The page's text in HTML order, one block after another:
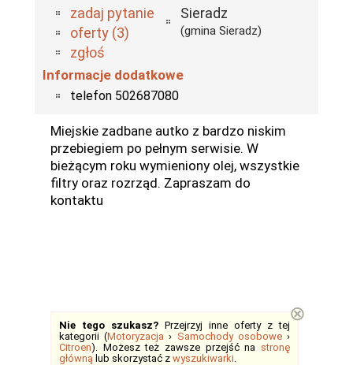
zadaj pytanie
oferty (3)
zgłoś
Sieradz
(gmina Sieradz)
Informacje dodatkowe
telefon 502687080
Miejskie zadbane autko z bardzo niskim
przebiegiem po pełnym serwisie. W
bieżącym roku wymieniony olej, wszystkie
filtry oraz rozrząd. Zapraszam do
kontaktu
Nie tego szukasz? Przejrzyj inne oferty z tej
kategorii (Motoryzacja › Samochody osobowe›
Citroen). Możesz też zawsze przejść na stronę
główną lub skorzystać z wyszukiwarki.
⊗